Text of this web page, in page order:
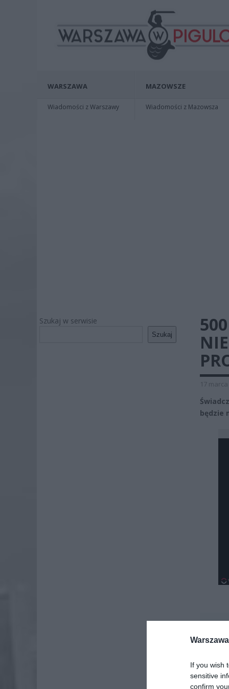
If you wish
sensitive
confirm
WARSZAWA
Wiadomości z Warszawy
MAZOWSZE
Wiadomości z Mazowsza
Szukaj w serwisie
Szukaj
17
będzie